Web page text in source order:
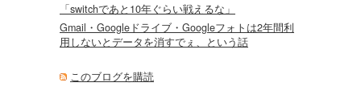
「switchであと10年ぐらい戦えるな」
Gmail・Googleドライブ・Googleフォトは2年間利
用しないとデータを消すでぇ、という話
このブログを購読